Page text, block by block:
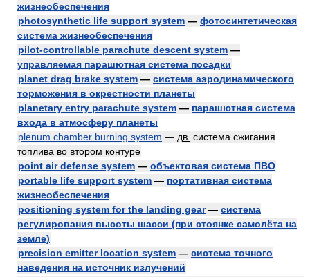
жизнеобеспечения
photosynthetic life support system — фотосинтетическая
система жизнеобеспечения
pilot-controllable parachute descent system —
управляемая парашютная система посадки
planet drag brake system — система аэродинамического
торможения в окрестности планеты
planetary entry parachute system — парашютная система
входа в атмосферу планеты
plenum chamber burning system — дв. система сжигания
топлива во втором контуре
point air defense system — объектовая система ПВО
portable life support system — портативная система
жизнеобеспечения
positioning system for the landing gear— система
регулирования высоты шасси (при стоянке самолёта на
земле)
precision emitter location system — система точного
наведения на источник излучений